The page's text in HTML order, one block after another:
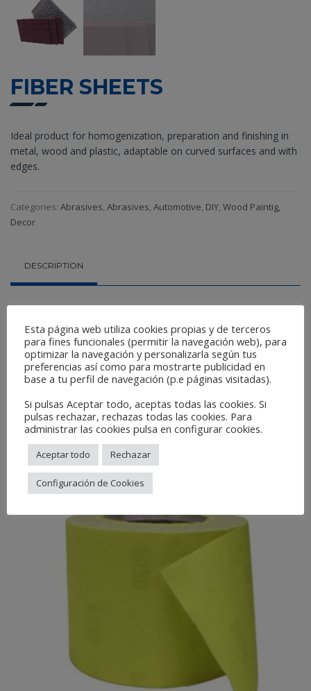
FIBER SHEETS
Ideal product for homogenization, preparation and finishing in
metal, wood and plastic, adaptable on curved surfaces and with
edges.
Categories: Abrasives, Abrasives, Automotive, DIY, Wood Paintig,
Decor
DESCRIPTION
Reference:
ROJOHFR
GRISHFG
Featured Category:DIY
Related Products
Esta página web utiliza cookies propias y de terceros
para fines funcionales (permitir la navegación web), para
optimizar la navegación y personalizarla según tus
preferencias así como para mostrarte publicidad en
base a tu perfil de navegación (p.e páginas visitadas).
Si pulsas Aceptar todo, aceptas todas las cookies. Si
pulsas rechazar, rechazas todas las cookies. Para
administrar las cookies pulsa en configurar cookies.
Aceptar todo Rechazar
Configuración de Cookies